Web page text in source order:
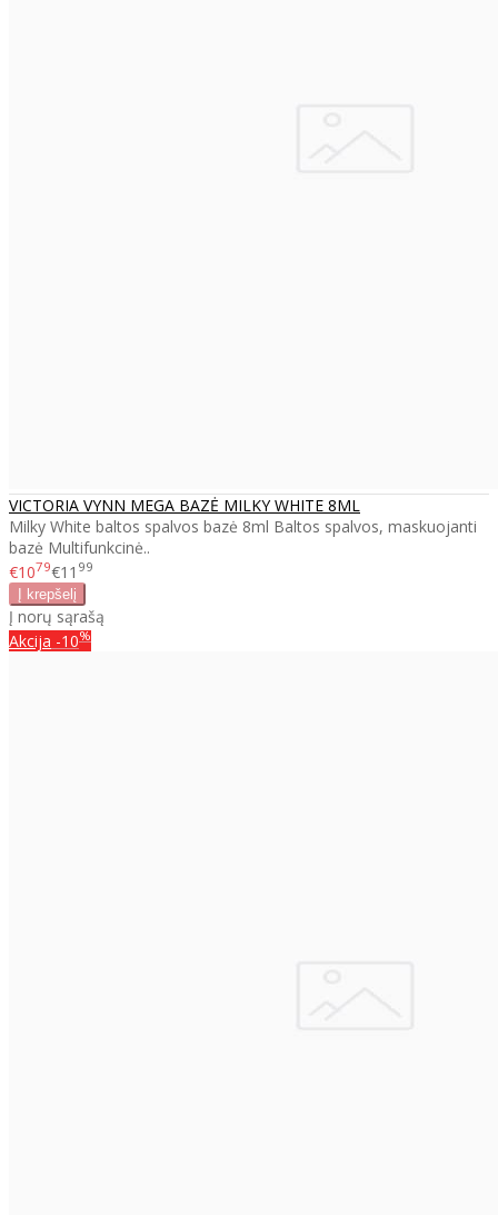
VICTORIA VYNN MEGA BAZĖ MILKY WHITE 8ML
Milky White baltos spalvos bazė 8ml Baltos spalvos, maskuojanti
bazė Multifunkcinė..
€1079€11 99
Į norų sąrašą
Akcija -10%